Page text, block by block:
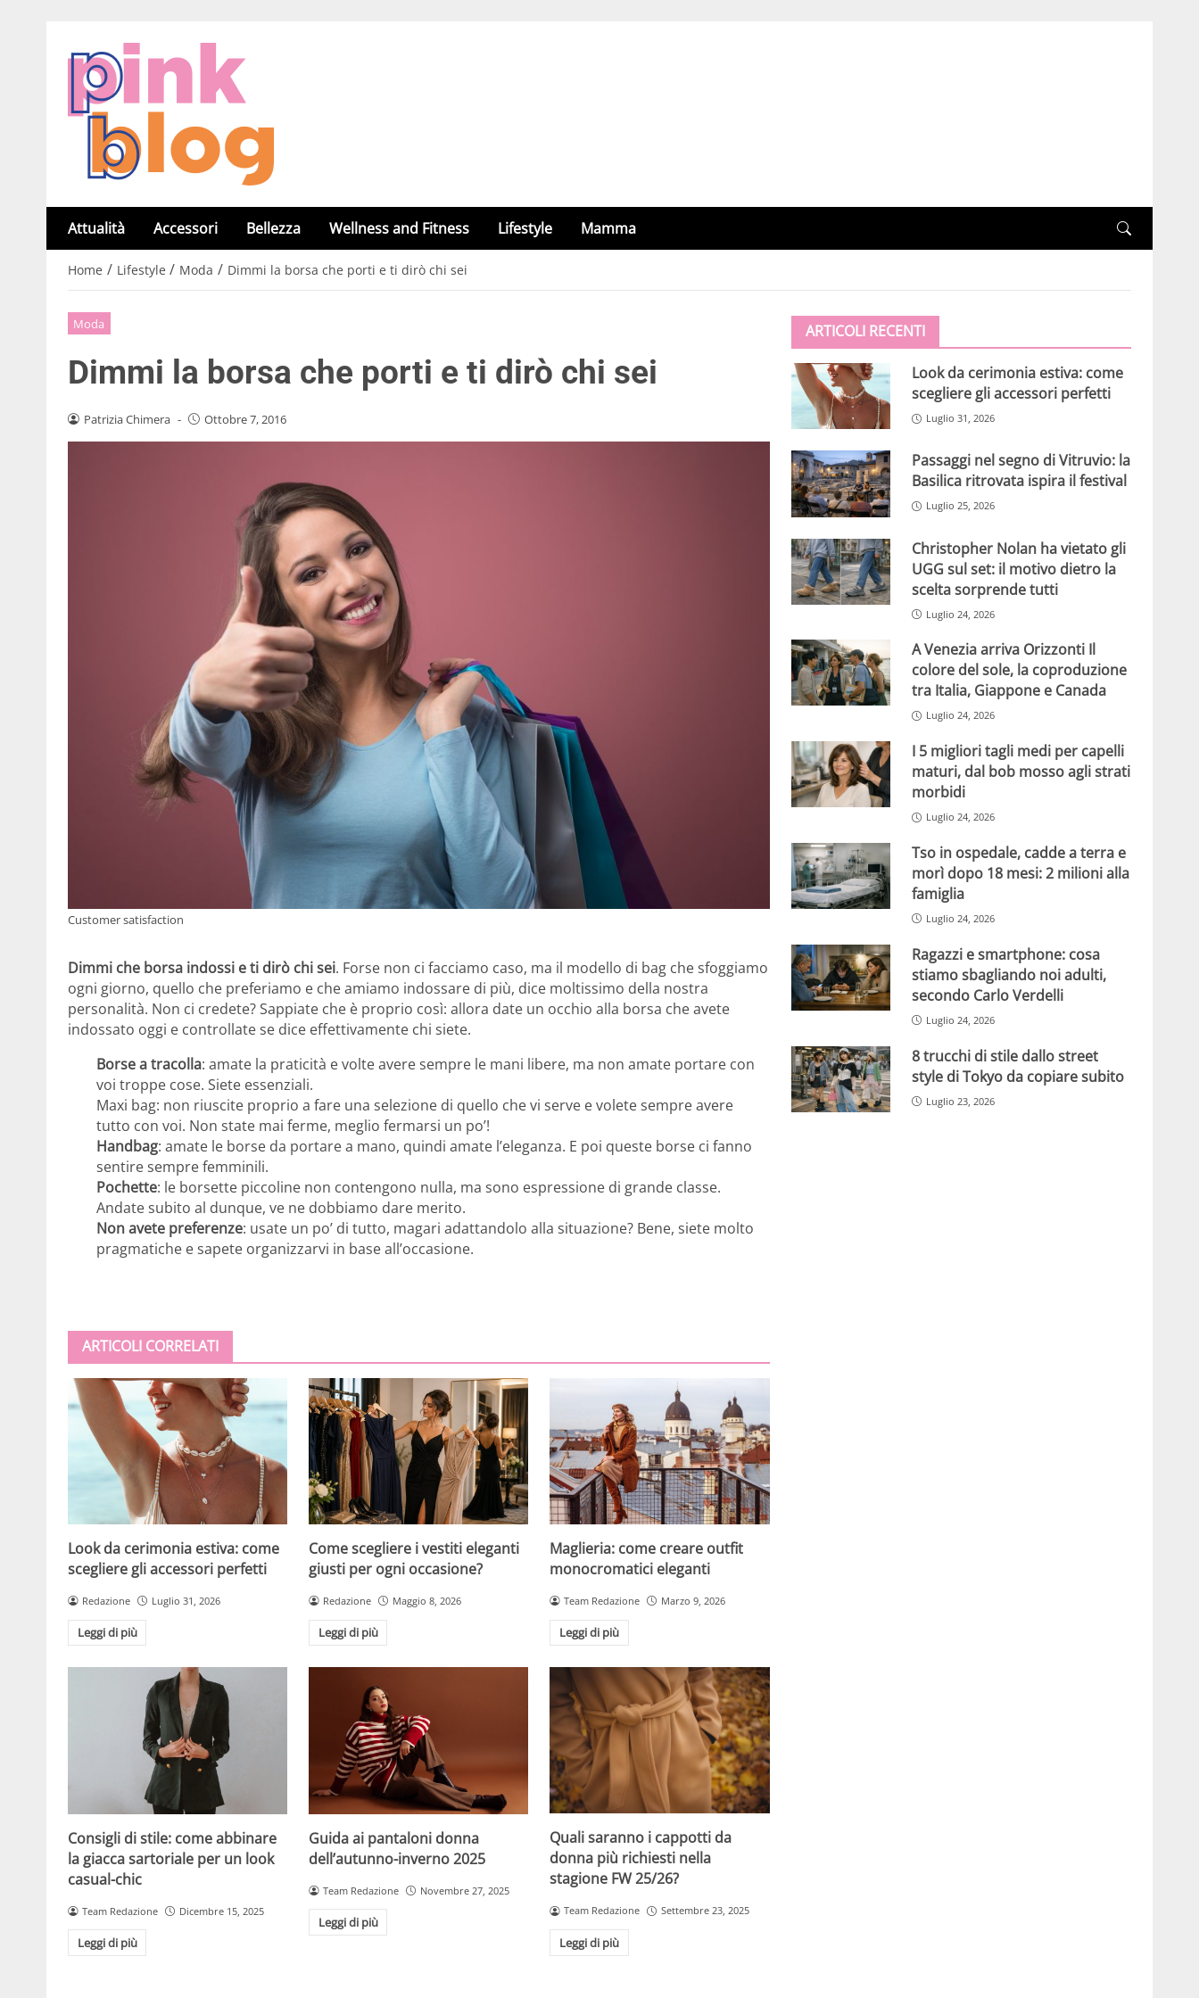
Attualità Accessori Bellezza Wellness and Fitness Lifestyle Mamma
Home / Lifestyle / Moda / Dimmi la borsa che porti e ti dirò chi sei
Moda
Dimmi la borsa che porti e ti dirò chi sei
Patrizia Chimera - Ottobre 7, 2016
Customer satisfaction
Dimmi che borsa indossi e ti dirò chi sei. Forse non ci facciamo caso, ma il modello di bag che sfoggiamo
ogni giorno, quello che preferiamo e che amiamo indossare di più, dice moltissimo della nostra
personalità. Non ci credete? Sappiate che è proprio così: allora date un occhio alla borsa che avete
indossato oggi e controllate se dice effettivamente chi siete.
Borse a tracolla: amate la praticità e volte avere sempre le mani libere, ma non amate portare con
voi troppe cose. Siete essenziali.
Maxi bag: non riuscite proprio a fare una selezione di quello che vi serve e volete sempre avere
tutto con voi. Non state mai ferme, meglio fermarsi un po’!
Handbag: amate le borse da portare a mano, quindi amate l’eleganza. E poi queste borse ci fanno
sentire sempre femminili.
Pochette: le borsette piccoline non contengono nulla, ma sono espressione di grande classe.
Andate subito al dunque, ve ne dobbiamo dare merito.
Non avete preferenze: usate un po’ di tutto, magari adattandolo alla situazione? Bene, siete molto
pragmatiche e sapete organizzarvi in base all’occasione.
ARTICOLI CORRELATI
Look da cerimonia estiva: come
scegliere gli accessori perfetti
Redazione Luglio 31, 2026
Leggi di più
Come scegliere i vestiti eleganti
giusti per ogni occasione?
Redazione Maggio 8, 2026
Leggi di più
Maglieria: come creare outfit
monocromatici eleganti
Team Redazione Marzo 9, 2026
Leggi di più
Consigli di stile: come abbinare
la giacca sartoriale per un look
casual-chic
Team Redazione Dicembre 15, 2025
Leggi di più
Guida ai pantaloni donna
dell’autunno-inverno 2025
Team Redazione Novembre 27, 2025
Leggi di più
Quali saranno i cappotti da
donna più richiesti nella
stagione FW 25/26?
Team Redazione Settembre 23, 2025
Leggi di più
ARTICOLI RECENTI
Look da cerimonia estiva: come
scegliere gli accessori perfetti
Luglio 31, 2026
Passaggi nel segno di Vitruvio: la
Basilica ritrovata ispira il festival
Luglio 25, 2026
Christopher Nolan ha vietato gli
UGG sul set: il motivo dietro la
scelta sorprende tutti
Luglio 24, 2026
A Venezia arriva Orizzonti Il
colore del sole, la coproduzione
tra Italia, Giappone e Canada
Luglio 24, 2026
I 5 migliori tagli medi per capelli
maturi, dal bob mosso agli strati
morbidi
Luglio 24, 2026
Tso in ospedale, cadde a terra e
morì dopo 18 mesi: 2 milioni alla
famiglia
Luglio 24, 2026
Ragazzi e smartphone: cosa
stiamo sbagliando noi adulti,
secondo Carlo Verdelli
Luglio 24, 2026
8 trucchi di stile dallo street
style di Tokyo da copiare subito
Luglio 23, 2026